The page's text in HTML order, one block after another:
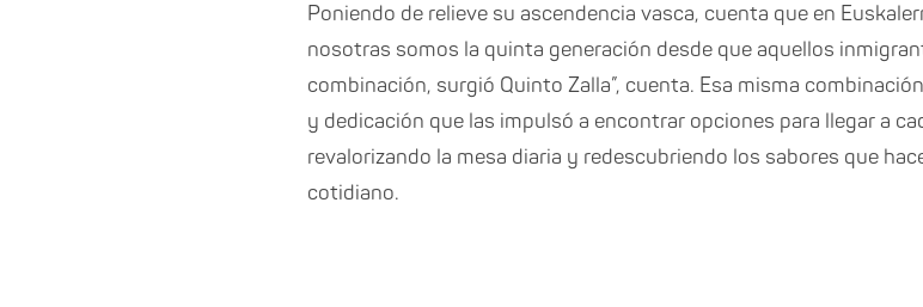
Poniendo de relieve su ascendencia vasca, cuenta que en
nosotras somos la quinta generación desde que aquellos
combinación, surgió Quinto Zalla”, cuenta. Esa misma
y dedicación que las impulsó a encontrar opciones para llegar a
revalorizando la mesa diaria y redescubriendo los sabores que
cotidiano.